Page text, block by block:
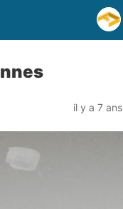
il y a 7 ans